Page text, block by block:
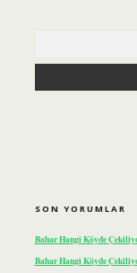
SON YORUMLAR
Bahar Hangi Köyde
Bahar Hangi Köyde